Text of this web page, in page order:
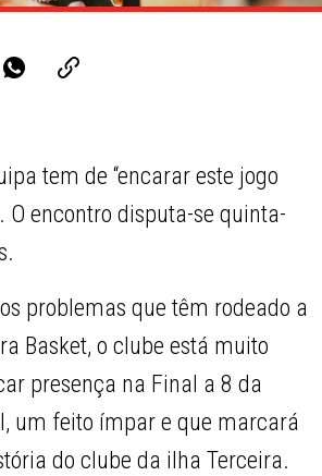
tem de “encarar este jogo
O encontro disputa-se quinta-
problemas que têm rodeado a
Basket, o clube está muito
presença na Final a 8 da
um feito ímpar e que marcará
do clube da ilha Terceira.